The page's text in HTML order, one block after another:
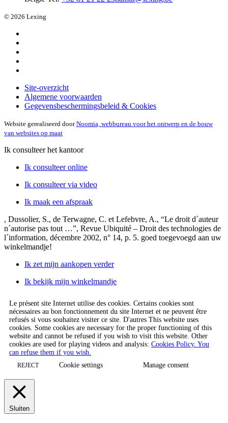
© 2026 Lexing
Site-overzicht
Algemene voorwaarden
Gegevensbeschermingsbeleid & Cookies
Website gerealiseerd doorNoomia, webbureau voor het ontwerp en de bouw
van websites op maat
Ik consulteer het kantoor
Ik consulteer online
Ik consulteer via video
Ik maak een afspraak
, Dussolier, S., de Terwagne, C. et Lefebvre, A., “Le droit d´auteur
n´autorise pas tout …”, Revue Ubiquité – Droit des technologies de
l´information, décembre 2002, n° 14, p. 5. goed toegevoegd aan uw
winkelmandje!
Ik zet mijn aankopen verder
Ik bekijk mijn winkelmandje
Le présent site Internet utilise des cookies. Certains cookies sont
nécessaires au bon fonctionnement du site Internet et ne peuvent être
refusés si vous souhaitez visiter ce site. D'autres This website uses
cookies. Some cookies are necessary for the proper functioning of this
website and cannot be refused if you wish to visit this website. Other
cookies are used for playing videos and analysis: Cookies Policy. You
can refuse them if you wish.
REJECT Cookie settings Manage consent
Sluiten